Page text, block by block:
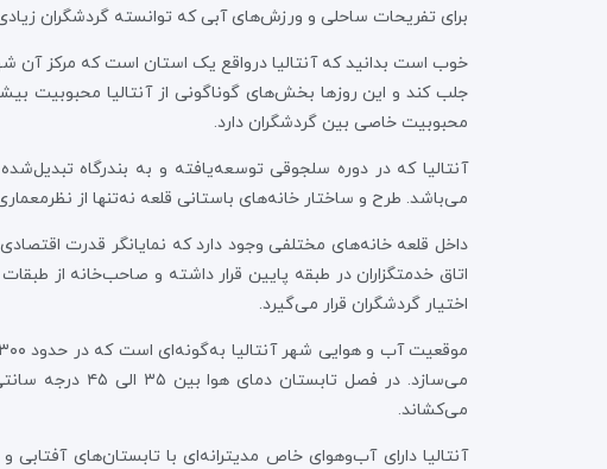
برای تفریحات ساحلی و ورزش‌های آبی که توانسته گردشگران
خوب است بدانید که آنتالیا درواقع یک استان است که مرکز آن
جلب کند و این روزها بخش‌های گوناگونی از آنتالیا محبوبیت
محبوبیت خاصی بین گردشگران دارد.
آنتالیا که در دوره سلجوقی توسعه‌یافته و به بندرگاه
می‌باشد. طرح و ساختار خانه‌های باستانی قلعه نه‌تنها از
داخل قلعه خانه‌های مختلفی وجود دارد که نمایانگر قدرت
اتاق خدمتگزاران در طبقه پایین قرار داشته و صاحب‌خانه از
اختیار گردشگران قرار می‌گیرد.
می‌کشاند.